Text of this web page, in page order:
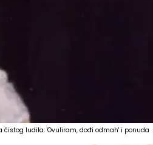
čistog ludila: 'Ovuliram, dođi odmah' i ponuda